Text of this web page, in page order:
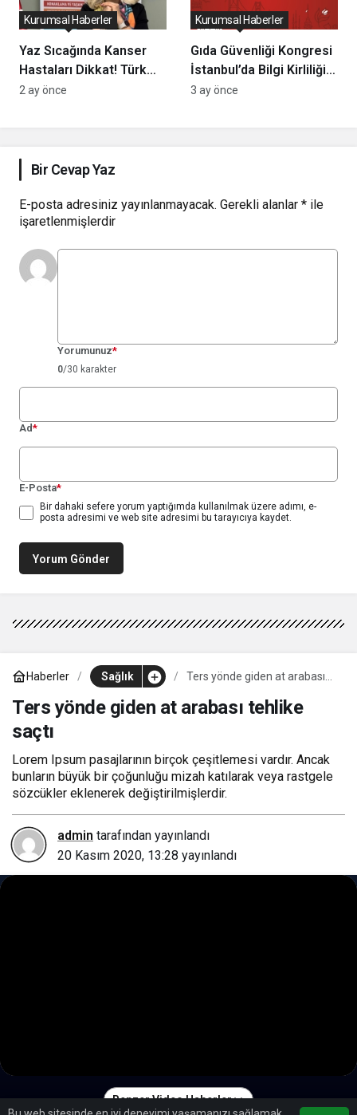
Yaz Sıcağında Kanser
Hastaları Dikkat! Türk
Kanser Derneği’nden
Kurumsal Haberler
2 ay önce
Gıda Güvenliği Kongresi
İstanbul’da Bilgi Kirliliğini
Masaya Yatırıyor
Kurumsal Haberler
3 ay önce
Bir Cevap Yaz
E-posta adresiniz yayınlanmayacak. Gerekli alanlar * ile
işaretlenmişlerdir
Yorumunuz*
0/30 karakter
Ad*
E-Posta*
Bir dahaki sefere yorum yaptığımda kullanılmak üzere adımı, e-
posta adresimi ve web site adresimi bu tarayıcıya kaydet.
Yorum Gönder
Haberler Sağlık
Ters yönde giden at arabası
Ters yönde giden at arabası tehlike
saçtı
Lorem Ipsum pasajlarının birçok çeşitlemesi vardır. Ancak
bunların büyük bir çoğunluğu mizah katılarak veya rastgele
sözcükler eklenerek değiştirilmişlerdir.
admin tarafından yayınlandı
20 Kasım 2020, 13:28 yayınlandı
Benzer Video Haberler